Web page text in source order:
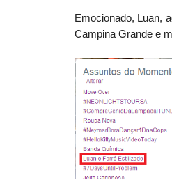
Emocionado, Luan,
Campina Grande e